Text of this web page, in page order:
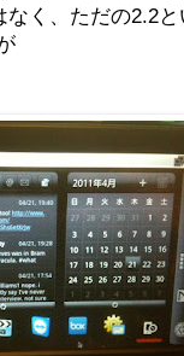
なく、ただの2.2